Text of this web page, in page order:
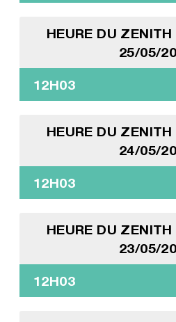
HEURE DU
25/05/
12H03
HEURE DU
24/05/
12H03
HEURE DU
23/05/
12H03